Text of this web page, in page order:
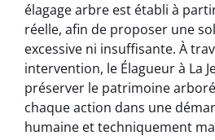
élagage arbre est établi à
réelle, afin de proposer une
excessive ni insuffisante. À
intervention, le Élagueur à La
préserver le patrimoine
chaque action dans une
humaine et techniquement